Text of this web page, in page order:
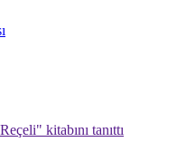
kitabını tanıttı